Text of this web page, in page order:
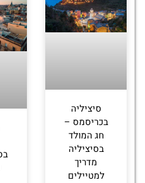
סיציליה
בכריסמס –
חג המולד
בסיציליה
מדריך
למטיילים